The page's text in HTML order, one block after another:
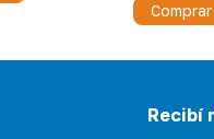
Comprar
Recibí